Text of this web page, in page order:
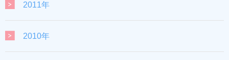
2011年
2010年